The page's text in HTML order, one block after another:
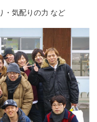
・気配りの力 など